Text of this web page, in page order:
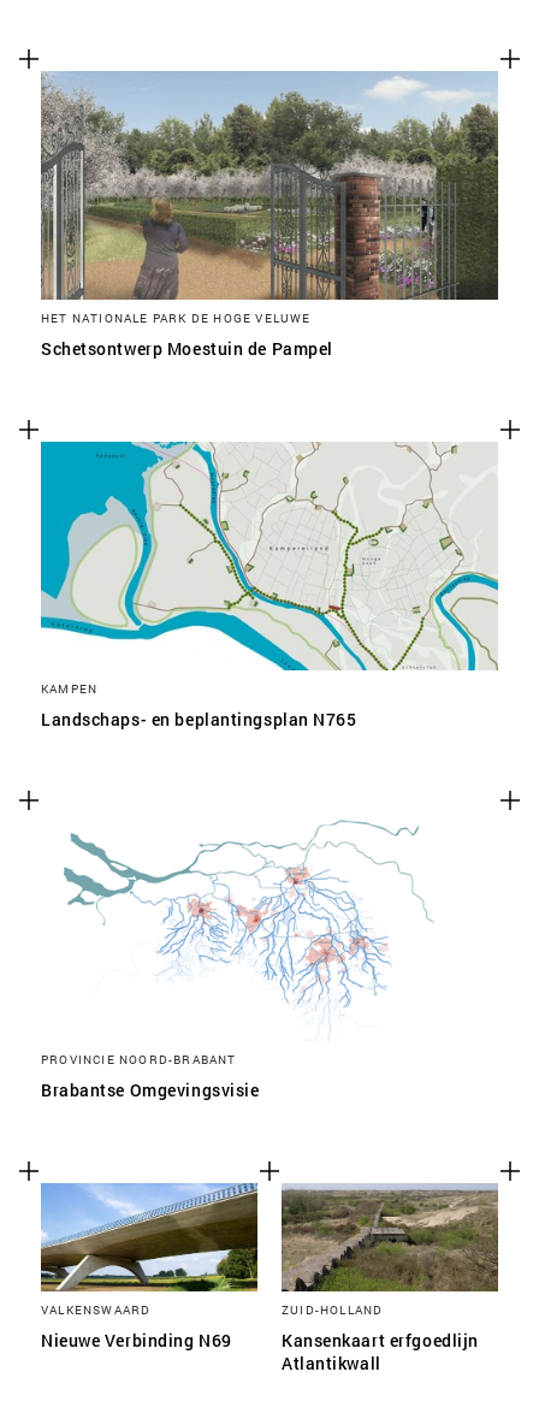
HET NATIONALE PARK DE HOGE VELUWE
Schetsontwerp Moestuin de Pampel
KAMPEN
Landschaps- en beplantingsplan N765
PROVINCIE NOORD-BRABANT
Brabantse Omgevingsvisie
VALKENSWAARD
Nieuwe Verbinding N69
ZUID-HOLLAND
Kansenkaart erfgoedlijn
Atlantikwall